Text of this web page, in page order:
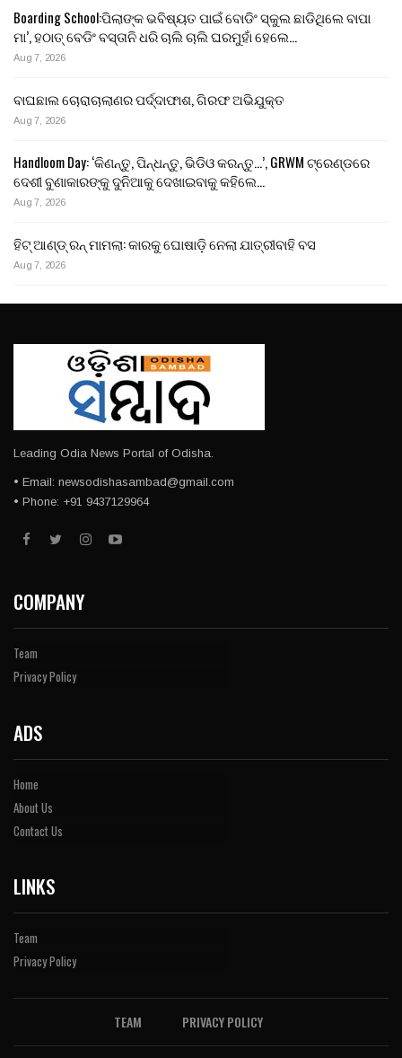
Boarding School:ପିଲାଙ୍କ ଭବିଷ୍ୟତ ପାଇଁ ବୋଡିଂ ସ୍କୁଲ ଛାଡିଥିଲେ ବାପା
ମା’, ହଠାତ୍ ବେଡିଂ ବସ୍ତାନି ଧରି ଚାଲି ଚାଲି ଘରମୁହାଁ ହେଲେ…
Aug 7, 2026
ବାଘଛାଲ ଚୋରାଚାଲାଣର ପର୍ଦ୍ଦାଫାଶ, ଗିରଫ ଅଭିଯୁକ୍ତ
Aug 7, 2026
Handloom Day: ‘କିଣନ୍ତୁ, ପିନ୍ଧନ୍ତୁ, ଭିଡିଓ କରନ୍ତୁ…’, GRWM ଟ୍ରେଣ୍ଡରେ
ଦେଶୀ ବୁଣାକାରଙ୍କୁ ଦୁନିଆକୁ ଦେଖାଇବାକୁ କହିଲେ…
Aug 7, 2026
ହିଟ୍ ଆଣ୍ଡ୍ ରନ୍ ମାମଲା: କାରକୁ ଘୋଷାଡ଼ି ନେଲା ଯାତ୍ରୀବାହି ବସ
Aug 7, 2026
Leading Odia News Portal of Odisha.
• Email: newsodishasambad@gmail.com
• Phone: +91 9437129964
COMPANY
Team
Privacy Policy
ADS
Home
About Us
Contact Us
LINKS
Team
Privacy Policy
TEAM PRIVACY POLICY